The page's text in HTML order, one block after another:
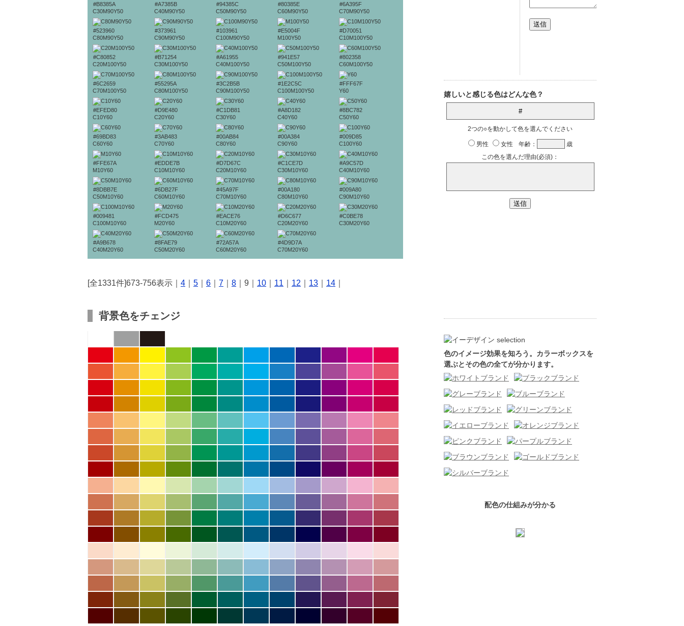
#B8385A
C30M90Y50
#A7385B
C40M90Y50
#94385C
C50M90Y50
#80385E
C60M90Y50
#6A395F
C70M90Y50
#523960
C80M90Y50
#373961
C90M90Y50
#103961
C100M90Y50
#E5004F
M100Y50
#D70051
C10M100Y50
#C80852
C20M100Y50
#B71254
C30M100Y50
#A61955
C40M100Y50
#941E57
C50M100Y50
#802358
C60M100Y50
#6C2659
C70M100Y50
#55295A
C80M100Y50
#3C2B5B
C90M100Y50
#1E2C5C
C100M100Y50
#FFF67F
Y60
#EFED80
C10Y60
#D9E480
C20Y60
#C1DB81
C30Y60
#A8D182
C40Y60
#8BC782
C50Y60
#69BD83
C60Y60
#3AB483
C70Y60
#00AB84
C80Y60
#00A384
C90Y60
#009D85
C100Y60
#FFE67A
M10Y60
#EDDE7B
C10M10Y60
#D7D67C
C20M10Y60
#C1CE7D
C30M10Y60
#A9C57D
C40M10Y60
#8DBB7E
C50M10Y60
#6DB27F
C60M10Y60
#45A97F
C70M10Y60
#00A180
C80M10Y60
#009A80
C90M10Y60
#009481
C100M10Y60
#FCD475
M20Y60
#EACE76
C10M20Y60
#D6C677
C20M20Y60
#C0BE78
C30M20Y60
#A9B678
C40M20Y60
#8FAE79
C50M20Y60
#72A57A
C60M20Y60
#4D9D7A
C70M20Y60
[全1331件]673-756表示｜ 4 5 6 7 8 ｜9｜ 10 11 12 13 14
背景色をチェンジ
色のイメージ効果を知ろう。カラーボックスを
選ぶとその色の全てが分かります。
配色の仕組みが分かる